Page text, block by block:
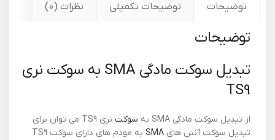
توضیحات توضیحات تکمیلی نظرات (0)
توضیحات
تبدیل سوکت مادگی SMA به سوکت نری
TS9
از تبدیل سوکت مادگی SMA به سوکت
نری TS9 می توان برای
تبدیل سوکت آنتن های SMA
به مودم های دارای سوکت TS9